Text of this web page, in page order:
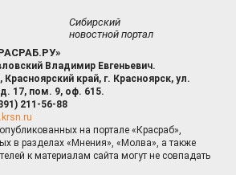
Сибирский
новостной портал
Владимир Евгеньевич.
Красноярский край, г. Красноярск, ул.
17, пом. 9, оф. 615.
211-56-88
на портале «Красраб»,
в разделах «Мнения», «Молва», а также
к материалам сайта могут не совпадать